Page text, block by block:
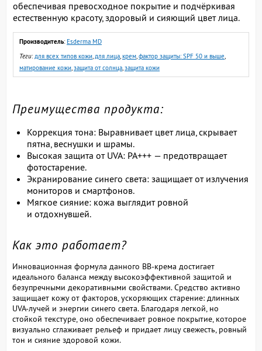
обеспечивая превосходное покрытие и подчёркивая
естественную красоту, здоровый и сияющий цвет лица.
Производитель: Esderma MD
Теги:для всех типов кожи,для лица,крем,фактор защиты: SPF 50 и выше,
матирование кожи,защита от солнца,защита кожи
Преимущества продукта:
Коррекция тона: Выравнивает цвет лица, скрывает
пятна, веснушки и шрамы.
Высокая защита от UVA: PA+++ — предотвращает
фотостарение.
Экранирование синего света: защищает от излучения
мониторов и смартфонов.
Мягкое сияние: кожа выглядит ровной
и отдохнувшей.
Как это работает?
Инновационная формула данного BB-крема достигает
идеального баланса между высокоэффективной защитой и
безупречными декоративными свойствами. Средство активно
защищает кожу от факторов, ускоряющих старение: длинных
UVA-лучей и энергии синего света. Благодаря легкой, но
стойкой текстуре, оно обеспечивает ровное покрытие, которое
визуально сглаживает рельеф и придает лицу свежесть, ровный
тон и сияние здоровой кожи.